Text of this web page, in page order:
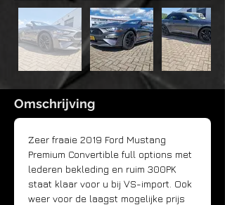
Omschrijving
Zeer fraaie 2019 Ford Mustang
Premium Convertible full options met
lederen bekleding en ruim 300PK
staat klaar voor u bij VS-import. Ook
weer voor de laagst mogelijke prijs